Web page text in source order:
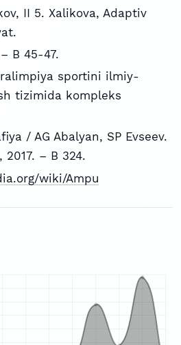
II 5. Xalikova, Adaptiv
B 45-47.
sportini ilmiy-
tizimida kompleks
/ AG Abalyan, SP Evseev.
– B 324.
wiki/Ampu